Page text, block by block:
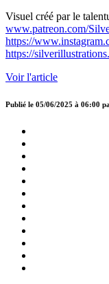
Visuel créé par le
www.patreon.com/
https://
https://
Voir l'article
Publié le 05/06/2025 à 06:00